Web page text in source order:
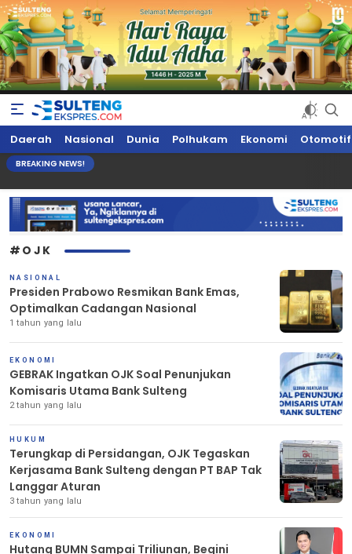
Sultengekspres.com
Berita Seputar Sulteng Hari Ini, Update Terkini, Suaranya Rakyat
Sulteng
Daerah Nasional Dunia Polhukam Ekonomi Otomotif
BREAKING NEWS!
#OJK
NASIONAL
Presiden Prabowo Resmikan Bank Emas,
Optimalkan Cadangan Nasional
1 tahun yang lalu
EKONOMI
GEBRAK Ingatkan OJK Soal Penunjukan
Komisaris Utama Bank Sulteng
2 tahun yang lalu
HUKUM
Terungkap di Persidangan, OJK Tegaskan
Kerjasama Bank Sulteng dengan PT BAP Tak
Langgar Aturan
3 tahun yang lalu
EKONOMI
Hutang BUMN Sampai Triliunan, Begini